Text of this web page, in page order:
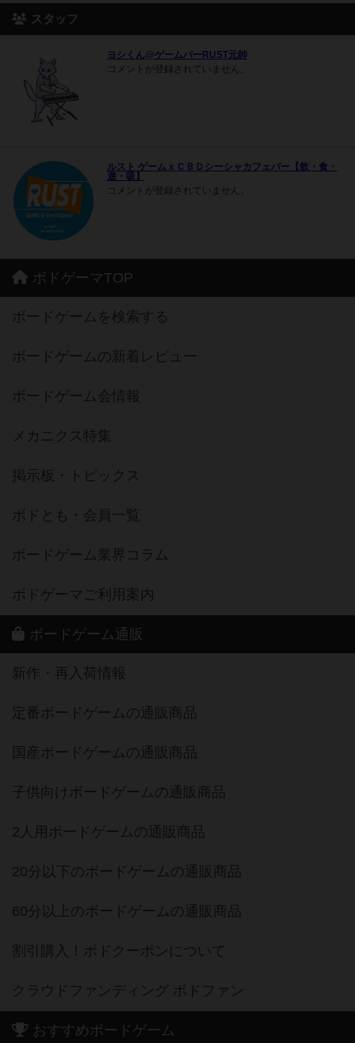
スタッフ
ヨシくん@ゲームバーRUST元帥
コメントが登録されていません。
ルスト ゲームｘＣＢＤシーシャカフェバー【飲・食・
遊・吸】
コメントが登録されていません。
ボドゲーマTOP
ボードゲームを検索する
ボードゲームの新着レビュー
ボードゲーム会情報
メカニクス特集
掲示板・トピックス
ボドとも・会員一覧
ボードゲーム業界コラム
ボドゲーマご利用案内
ボードゲーム通販
新作・再入荷情報
定番ボードゲームの通販商品
国産ボードゲームの通販商品
子供向けボードゲームの通販商品
2人用ボードゲームの通販商品
20分以下のボードゲームの通販商品
60分以上のボードゲームの通販商品
割引購入！ボドクーポンについて
クラウドファンディング ボドファン
おすすめボードゲーム